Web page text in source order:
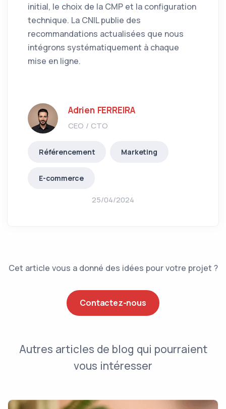
initial, le choix de la CMP et la configuration
technique. La CNIL publie des
recommandations actualisées que nous
intégrons systématiquement à chaque
mise en ligne.
Adrien FERREIRA
CEO / CTO
Référencement Marketing
E-commerce
25/04/2024
Cet article vous a donné des idées pour votre projet ?
Contactez-nous
Autres articles de blog qui pourraient
vous intéresser